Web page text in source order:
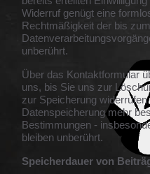
Widerruf genügt eine
Rechtmäßigkeit der bis
unberührt.
Über das Kontaktformular
uns, bis Sie uns zur
zur Speicherung
Datenspeicherung mehr
Bestimmungen -
bleiben unberührt.
Speicherdauer von